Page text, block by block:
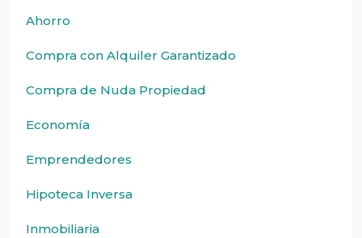
Ahorro
Compra con Alquiler Garantizado
Compra de Nuda Propiedad
Economía
Emprendedores
Hipoteca Inversa
Inmobiliaria